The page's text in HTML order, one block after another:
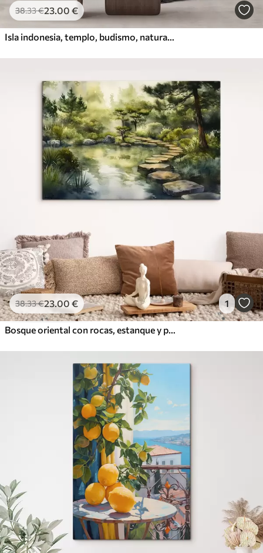
38.33€23.00 €
Isla indonesia, templo, budismo, naturaleza tropical, estilo acuarela
38.33€23.00 € 1
Bosque oriental con rocas, estanque y pinos, vegetación, estilo acuarela